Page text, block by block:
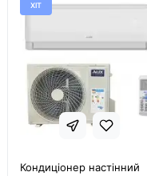
ХІТ
Кондиціонер настінний